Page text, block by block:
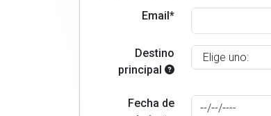
Email*
Destino
principal
Fecha de